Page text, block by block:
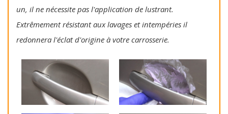
un, il ne nécessite pas l'application de lustrant.
Extrêmement résistant aux lavages et intempéries il
redonnera l'éclat d'origine à votre carrosserie.